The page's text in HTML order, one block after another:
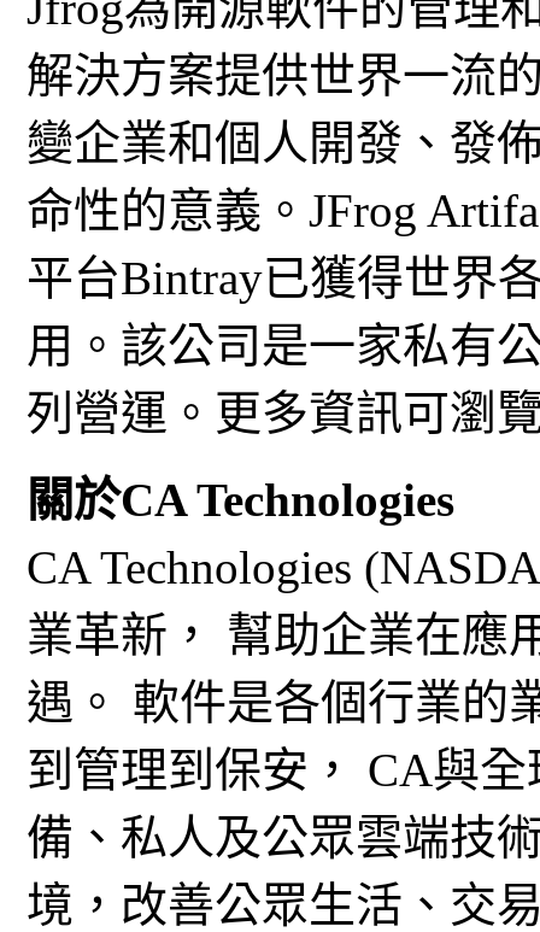
解決方案提供世界一流
變企業和個人開發、發
命性的意義。JFrog
平台Bintray已獲得世界
用。該公司是一家私有
列營運。更多資訊可瀏
關於CA Technologies
CA Technologies
業革新， 幫助企業在應
遇。 軟件是各個行業的
到管理到保安， CA與
備、私人及公眾雲端技
境，改善公眾生活、交